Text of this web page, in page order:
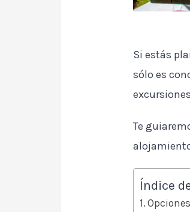
Si estás
sólo es
Te
Índice